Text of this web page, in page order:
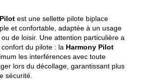
est une sellette pilote biplace
et confortable, adaptée à un usage
de loisir. Une attention particulière a
du pilote : la Harmony Pilot
les interférences avec toute
lors du décollage, garantissant plus
sécurité.